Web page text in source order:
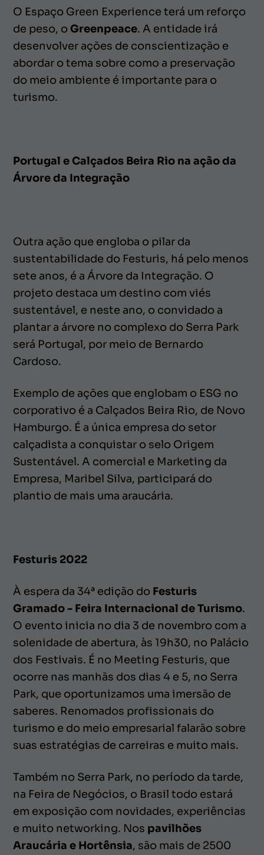
O Espaço Green Experience terá um reforço
de peso, o Greenpeace. A entidade irá
desenvolver ações de conscientização e
abordar o tema sobre como a preservação
do meio ambiente é importante para o
turismo.
Portugal e Calçados Beira Rio na ação da
Árvore da Integração
Outra ação que engloba o pilar da
sustentabilidade do Festuris, há pelo menos
sete anos, é a Árvore da Integração. O
projeto destaca um destino com viés
sustentável, e neste ano, o convidado a
plantar a árvore no complexo do Serra Park
será Portugal, por meio de Bernardo
Cardoso.
Exemplo de ações que englobam o ESG no
corporativo é a Calçados Beira Rio, de Novo
Hamburgo. É a única empresa do setor
calçadista a conquistar o selo Origem
Sustentável. A comercial e Marketing da
Empresa, Maribel Silva, participará do
plantio de mais uma araucária.
Festuris 2022
À espera da 34ª edição do Festuris
Gramado - Feira Internacional de Turismo.
O evento inicia no dia 3 de novembro com a
solenidade de abertura, às 19h30, no Palácio
dos Festivais. É no Meeting Festuris, que
ocorre nas manhãs dos dias 4 e 5, no Serra
Park, que oportunizamos uma imersão de
saberes. Renomados profissionais do
turismo e do meio empresarial falarão sobre
suas estratégias de carreiras e muito mais.
Também no Serra Park, no período da tarde,
na Feira de Negócios, o Brasil todo estará
em exposição com novidades, experiências
e muito networking. Nos pavilhões
Araucária e Hortênsia, são mais de 2500